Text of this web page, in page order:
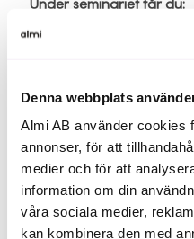
Denna webbplats
Almi AB använder cookies
annonser, för att
medier och för att
information om din
våra sociala medier,
kan kombinera den med
Under seminariet får du:
En introduktion till AI ur
Insikter och inspiration
hur du kommer igång.
Möjlighet att ställa
För vem?